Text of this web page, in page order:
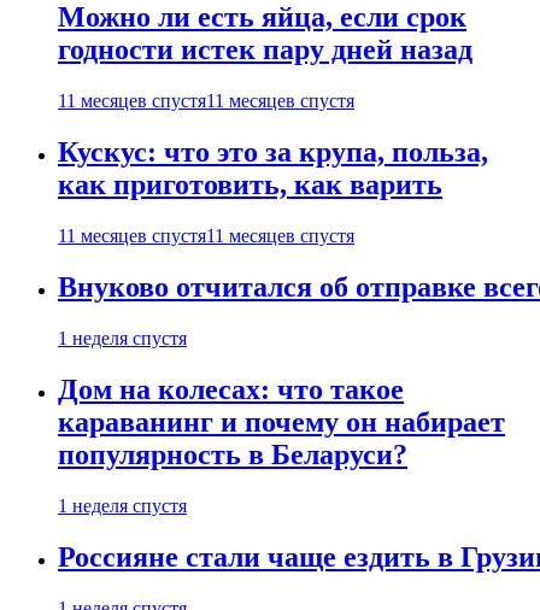
Можно ли есть яйца, если срок
годности истек пару дней назад
11 месяцев спустя11 месяцев спустя
Кускус: что это за крупа, польза,
как приготовить, как варить
11 месяцев спустя11 месяцев спустя
Внуково отчитался об отправке
1 неделя спустя
Дом на колесах: что такое
караванинг и почему он набирает
популярность в Беларуси?
1 неделя спустя
Россияне стали чаще ездить в